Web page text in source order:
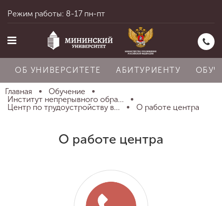
Абитуриенту
Режим работы: 8-17 пн-пт
ОБ УНИВЕРСИТЕТЕ АБИТУРИЕНТУ
Главная
Обучение
Институт непрерывного обра...
Центр по трудоустройству в...
О работе центра
О работе центра